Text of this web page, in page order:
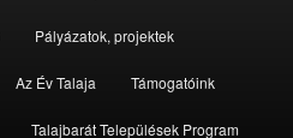
Pályázatok, projektek
Az Év Talaja Támogatóink
Talajbarát Települések Program